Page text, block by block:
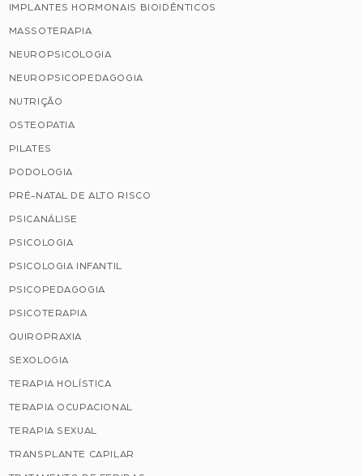
IMPLANTES HORMONAIS BIOIDÊNTICOS
MASSOTERAPIA
NEUROPSICOLOGIA
NEUROPSICOPEDAGOGIA
NUTRIÇÃO
OSTEOPATIA
PILATES
PODOLOGIA
PRÉ-NATAL DE ALTO RISCO
PSICANÁLISE
PSICOLOGIA
PSICOLOGIA INFANTIL
PSICOPEDAGOGIA
PSICOTERAPIA
QUIROPRAXIA
SEXOLOGIA
TERAPIA HOLÍSTICA
TERAPIA OCUPACIONAL
TERAPIA SEXUAL
TRANSPLANTE CAPILAR